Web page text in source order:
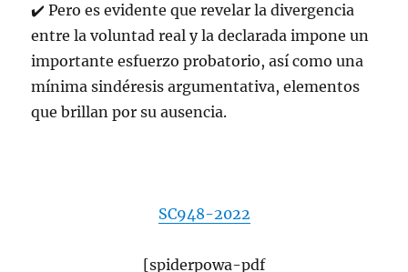
✔️Pero es evidente que revelar la divergencia
entre la voluntad real y la declarada impone un
importante esfuerzo probatorio, así como una
mínima sindéresis argumentativa, elementos
que brillan por su ausencia.
SC948-2022
[spiderpowa-pdf